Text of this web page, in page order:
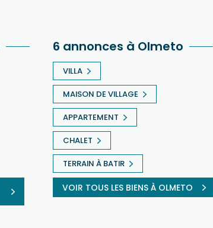
6 annonces à Olmeto
VILLA
MAISON DE VILLAGE
APPARTEMENT
CHALET
TERRAIN À BATIR
VOIR TOUS LES BIENS À OLMETO